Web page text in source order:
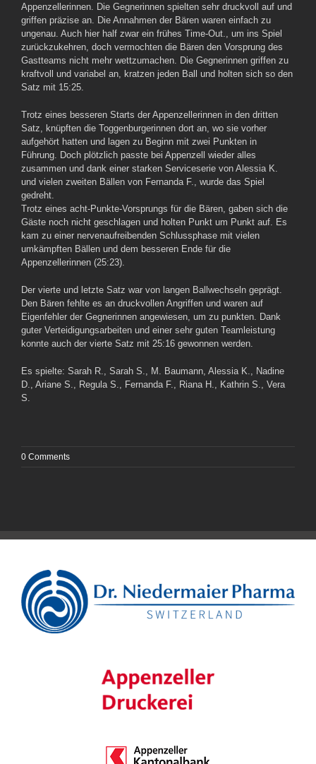
Appenzellerinnen. Die Gegnerinnen spielten sehr druckvoll auf und
griffen präzise an. Die Annahmen der Bären waren einfach zu
ungenau. Auch hier half zwar ein frühes Time-Out., um ins Spiel
zurückzukehren, doch vermochten die Bären den Vorsprung des
Gastteams nicht mehr wettzumachen. Die Gegnerinnen griffen zu
kraftvoll und variabel an, kratzen jeden Ball und holten sich so den
Satz mit 15:25.
Trotz eines besseren Starts der Appenzellerinnen in den dritten
Satz, knüpften die Toggenburgerinnen dort an, wo sie vorher
aufgehört hatten und lagen zu Beginn mit zwei Punkten in
Führung. Doch plötzlich passte bei Appenzell wieder alles
zusammen und dank einer starken Serviceserie von Alessia K.
und vielen zweiten Bällen von Fernanda F., wurde das Spiel
gedreht.
Trotz eines acht-Punkte-Vorsprungs für die Bären, gaben sich die
Gäste noch nicht geschlagen und holten Punkt um Punkt auf. Es
kam zu einer nervenaufreibenden Schlussphase mit vielen
umkämpften Bällen und dem besseren Ende für die
Appenzellerinnen (25:23).
Der vierte und letzte Satz war von langen Ballwechseln geprägt.
Den Bären fehlte es an druckvollen Angriffen und waren auf
Eigenfehler der Gegnerinnen angewiesen, um zu punkten. Dank
guter Verteidigungsarbeiten und einer sehr guten Teamleistung
konnte auch der vierte Satz mit 25:16 gewonnen werden.
Es spielte: Sarah R., Sarah S., M. Baumann, Alessia K., Nadine
D., Ariane S., Regula S., Fernanda F., Riana H., Kathrin S., Vera
S.
0 Comments